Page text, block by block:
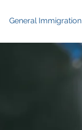
General Immigration